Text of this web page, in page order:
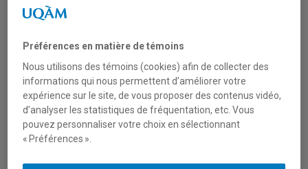
canadien de recherche partenariale sur la
incessant réalisé par nombre de fondations
canadiennes et québécoises afin de redéfinir
le cadre de leurs interventions, mais aussi
d’imaginer une autre réalité sociétale. (…) Des
efforts qui demandent à être renforcés.
Certes, ils ne changent pas en profondeur la
Préférences en matière de témoins
Nous utilisons des témoins (cookies) afin de collecter des
informations qui nous permettent d’améliorer votre
expérience sur le site, de vous proposer des contenus vidéo,
d’analyser les statistiques de fréquentation, etc. Vous
pouvez personnaliser votre choix en sélectionnant
« Préférences ».